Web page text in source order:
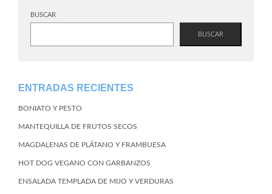
BUSCAR
BUSCAR
ENTRADAS RECIENTES
BONIATO Y PESTO
MANTEQUILLA DE FRUTOS SECOS
MAGDALENAS DE PLÁTANO Y FRAMBUESA
HOT DOG VEGANO CON GARBANZOS
ENSALADA TEMPLADA DE MIJO Y VERDURAS